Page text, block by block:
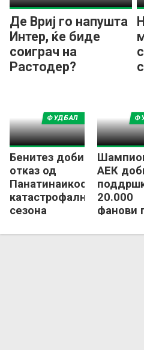
Де Вриј го напушта
Интер, ќе биде
соиграч на
Растодер?
Бенитез доби
отказ од
Панатинаикос по
катастрофалната
сезона
ФУДБАЛ
АЕК
20.000
фанови